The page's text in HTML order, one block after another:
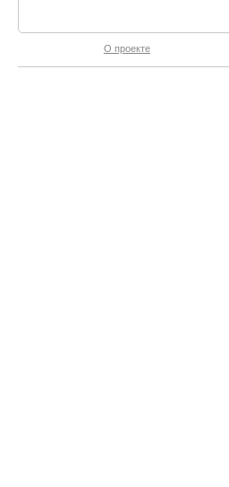
О проекте